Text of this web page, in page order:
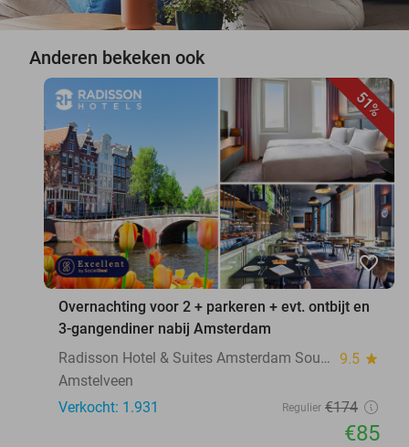
Anderen bekeken ook
51%
favorite_border
Overnachting voor 2 + parkeren + evt. ontbijt en
3-gangendiner nabij Amsterdam
Radisson Hotel & Suites Amsterdam South
9.5 star
Amstelveen
Verkocht: 1.931
Regulier €174
€85